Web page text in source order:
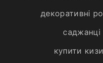
декоративні
саджанці
купити